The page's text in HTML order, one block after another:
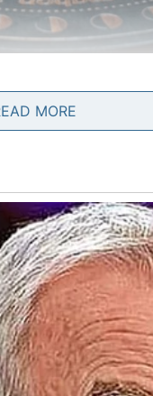
za posao ili
olakšanje.
MORE